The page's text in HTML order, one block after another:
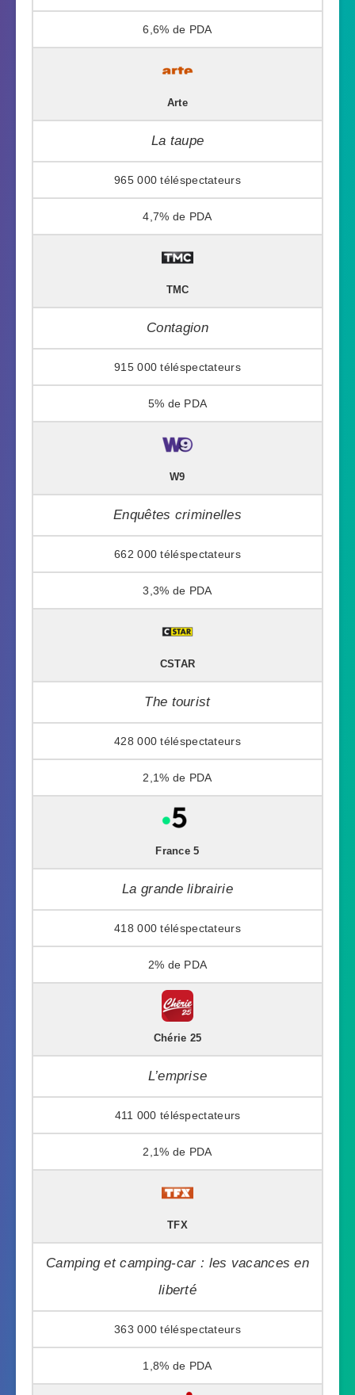
6,6%
Arte
La taupe
965 000
4,7%
TMC
Contagion
915 000
5%
W9
Enquêtes criminelles
662 000
3,3%
CSTAR
The tourist
428 000
2,1%
France 5
La grande librairie
418 000
2%
Chérie 25
L’emprise
411 000
2,1%
TFX
Camping et camping-car : les vacances en
liberté
363 000
1,8%